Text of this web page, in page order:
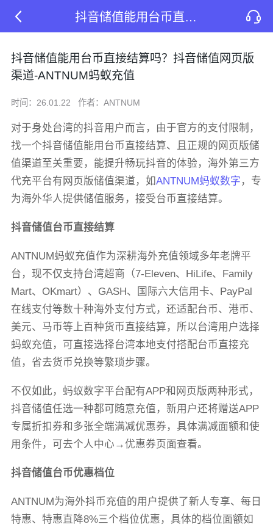
抖音储值能用台币直接结算吗？抖音储值网页版渠道-ANTNUM蚂蚁充值
抖音储值能用台币直接结算吗？抖音储值网页版
渠道-ANTNUM蚂蚁充值
时间：26.01.22 作者：ANTNUM
对于身处台湾的抖音用户而言，由于官方的支付限制，
找一个抖音储值能用台币直接结算、且正规的网页版储
值渠道至关重要，能提升畅玩抖音的体验，海外第三方
代充平台有网页版储值渠道，如ANTNUM蚂蚁数字 ，专
为海外华人提供储值服务，接受台币直接结算。
抖音储值台币直接结算
ANTNUM蚂蚁充值作为深耕海外充值领域多年老牌平
台，现不仅支持台湾超商（7-Eleven、HiLife、Family
Mart、OKmart）、GASH、国际六大信用卡、PayPal
在线支付等数十种海外支付方式，还适配台币、港币、
美元、马币等上百种货币直接结算，所以台湾用户选择
蚂蚁充值，可直接选择台湾本地支付搭配台币直接充
值，省去货币兑换等繁琐步骤。
不仅如此，蚂蚁数字平台配有APP和网页版两种形式，
抖音储值任选一种都可随意充值，新用户还将赠送APP
专属折扣券和多张全端满减优惠券，具体满减面额和使
用条件，可去个人中心→优惠券页面查看。
抖音储值台币优惠档位
ANTNUM为海外抖币充值的用户提供了新人专享、每日
特惠、特惠直降8%三个档位优惠，具体的档位面额如